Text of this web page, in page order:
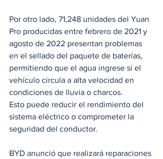
Por otro lado, 71,248 unidades del Yuan
Pro producidas entre febrero de 2021 y
agosto de 2022 presentan problemas
en el sellado del paquete de baterías,
permitiendo que el agua ingrese si el
vehículo circula a alta velocidad en
condiciones de lluvia o charcos.
Esto puede reducir el rendimiento del
sistema eléctrico o comprometer la
seguridad del conductor.
BYD anunció que realizará reparaciones